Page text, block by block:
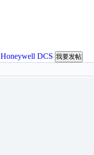
Honeywell DCS 我要发帖